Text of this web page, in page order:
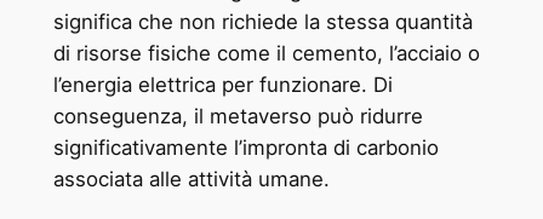
significa che non richiede la stessa quantità
di risorse fisiche come il cemento, l’acciaio o
l’energia elettrica per funzionare. Di
conseguenza, il metaverso può ridurre
significativamente l’impronta di carbonio
associata alle attività umane.